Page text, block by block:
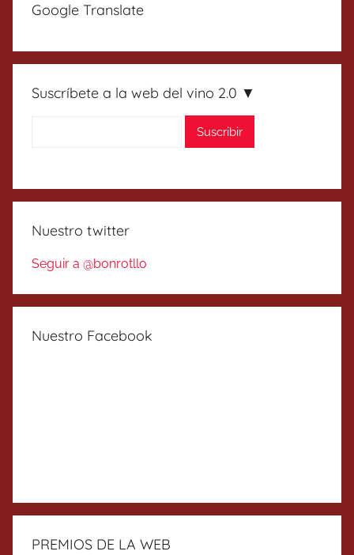
Google Translate
Suscríbete a la web del vino 2.0 ▼
Nuestro twitter
Seguir a @bonrotllo
Nuestro Facebook
PREMIOS DE LA WEB